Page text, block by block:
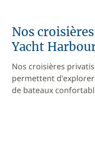
Nos
Yacht
Nos croisières
permettent
de bateaux